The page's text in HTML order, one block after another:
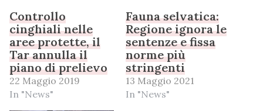
Controllo
cinghiali nelle
aree protette, il
Tar annulla il
piano di prelievo
22 Maggio 2019
In "News"
Fauna selvatica:
Regione ignora le
sentenze e fissa
norme più
stringenti
13 Maggio 2021
In "News"